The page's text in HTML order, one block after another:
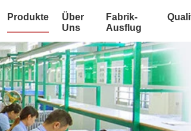
Produkte
Über
Uns
Fabrik-
Ausflug